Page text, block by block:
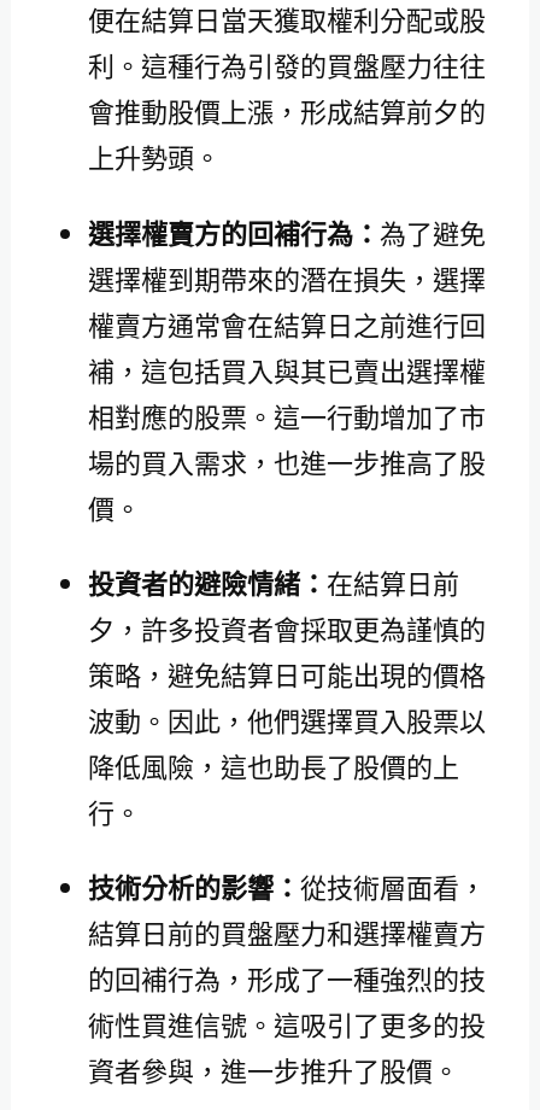
便在結算日當天獲取權利分配或股
利。這種行為引發的買盤壓力往往
會推動股價上漲，形成結算前夕的
上升勢頭。
選擇權賣方的回補行為： 為了避免
選擇權到期帶來的潛在損失，選擇
權賣方通常會在結算日之前進行回
補，這包括買入與其已賣出選擇權
相對應的股票。這一行動增加了市
場的買入需求，也進一步推高了股
價。
投資者的避險情緒： 在結算日前
夕，許多投資者會採取更為謹慎的
策略，避免結算日可能出現的價格
波動。因此，他們選擇買入股票以
降低風險，這也助長了股價的上
行。
技術分析的影響： 從技術層面看，
結算日前的買盤壓力和選擇權賣方
的回補行為，形成了一種強烈的技
術性買進信號。這吸引了更多的投
資者參與，進一步推升了股價。